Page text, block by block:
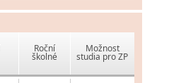
Roční
školné
Možnost
studia pro ZP